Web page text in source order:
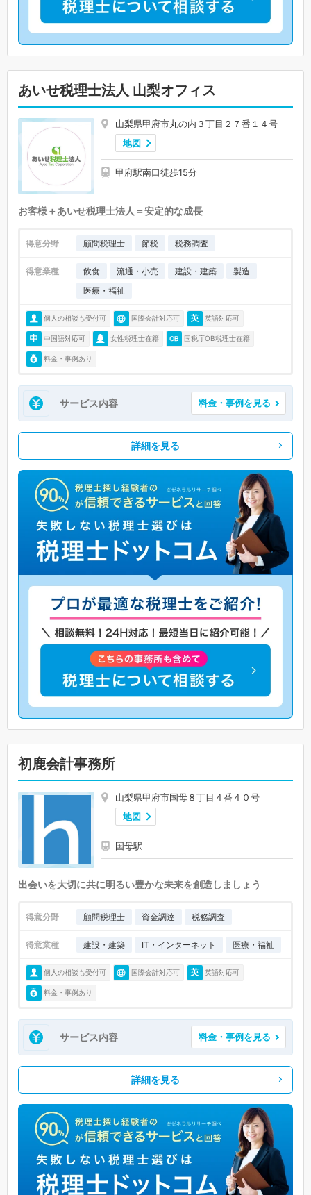
あいせ税理士法人 山梨オフィス
山梨県甲府市丸の内３丁目２７番１４号
地図
甲府駅南口徒歩15分
お客様＋あいせ税理士法人＝安定的な成長
得意分野 顧問税理士 節税 税務調査
得意業種 飲食 流通・小売 建設・建築
製造
医療・福祉
個人の相談も受付可 国際会計対応可 英語対応可
中国語対応可 女性税理士在籍 国税庁OB税理士在籍
料金・事例あり
サービス内容 料金・事例を見る
詳細を見る
初鹿会計事務所
山梨県甲府市国母８丁目４番４０号
地図
国母駅
出会いを大切に共に明るい豊かな未来を創造しましょう
得意分野 顧問税理士 資金調達 税務調査
得意業種 建設・建築 IT・インターネット 医療・福祉
個人の相談も受付可 国際会計対応可 英語対応可
料金・事例あり
サービス内容 料金・事例を見る
詳細を見る